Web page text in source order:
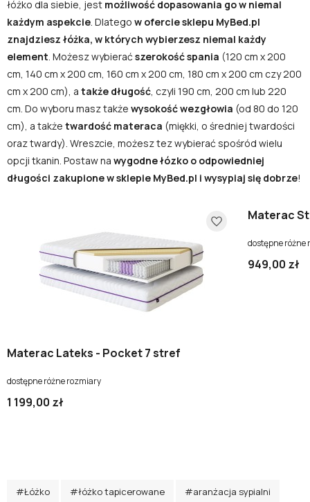
łóżko dla siebie, jest możliwość dopasowania go w niemal
każdym aspekcie. Dlatego w ofercie sklepu MyBed.pl
znajdziesz łóżka, w których wybierzesz niemal każdy
element. Możesz wybierać szerokość spania (120 cm x 200
cm, 140 cm x 200 cm, 160 cm x 200 cm, 180 cm x 200 cm czy 200
cm x 200 cm), a także długość, czyli 190 cm, 200 cm lub 220
cm. Do wyboru masz także wysokość wezgłowia (od 80 do 120
cm), a także twardość materaca (miękki, o średniej twardości
oraz twardy). Wreszcie, możesz tez wybierać spośród wielu
opcji tkanin. Postaw na wygodne łózko o odpowiedniej
długości zakupione w sklepie MyBed.pl i wysypiaj się dobrze!
Materac Lateks - Pocket 7 stref
dostępne różne rozmiary
1 199,00 zł
Materac
dostępne różne
949,00 zł
#Łóżko #łóżko tapicerowane
#aranżacja sypialni